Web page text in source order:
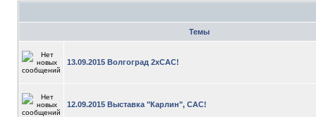
Темы
13.09.2015 Волгоград 2хСАС!
12.09.2015 Выставка "Карлин", САС!